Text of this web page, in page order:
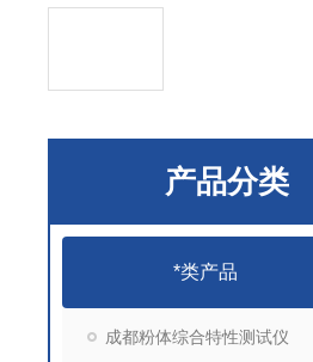
产品分类
*类产品
成都粉体综合特性测试仪